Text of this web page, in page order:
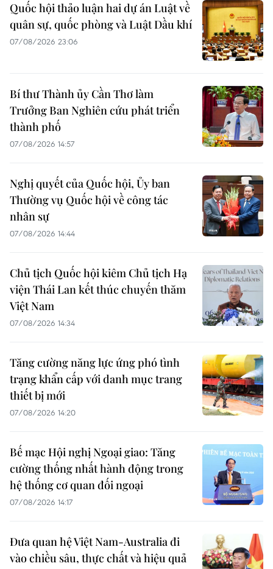
Quốc hội thảo luận hai dự án Luật về
quân sự, quốc phòng và Luật Dầu khí
07/08/2026 23:06
Bí thư Thành ủy Cần Thơ làm
Trưởng Ban Nghiên cứu phát triển
thành phố
07/08/2026 14:57
Nghị quyết của Quốc hội, Ủy ban
Thường vụ Quốc hội về công tác
nhân sự
07/08/2026 14:44
Chủ tịch Quốc hội kiêm Chủ tịch Hạ
viện Thái Lan kết thúc chuyến thăm
Việt Nam
07/08/2026 14:34
Tăng cường năng lực ứng phó tình
trạng khẩn cấp với danh mục trang
thiết bị mới
07/08/2026 14:20
Bế mạc Hội nghị Ngoại giao: Tăng
cường thống nhất hành động trong
hệ thống cơ quan đối ngoại
07/08/2026 14:17
Đưa quan hệ Việt Nam-Australia đi
vào chiều sâu, thực chất và hiệu quả